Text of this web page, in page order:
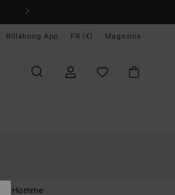
Billabong App FR (€) Magasins
Homme